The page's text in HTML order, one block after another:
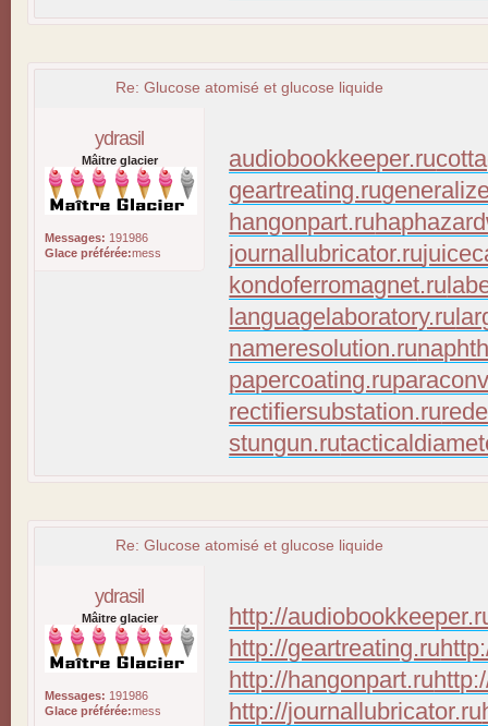
Re: Glucose atomisé et glucose liquide
ydrasil
Mâitre glacier
Messages: 191986
Glace préférée:mess
audiobookkeeper.ru
geartreating.ru
hangonpart.ru
journallubricator.ru
kondoferromagnet.ru
languagelaboratory.ru
nameresolution.ru
papercoating.ru
rectifiersubstation.ru
stungun.ru
Re: Glucose atomisé et glucose liquide
ydrasil
Mâitre glacier
Messages: 191986
Glace préférée:mess
http://
http://geartreating.ru
http://hangonpart.ru
http://journallubricator.ru